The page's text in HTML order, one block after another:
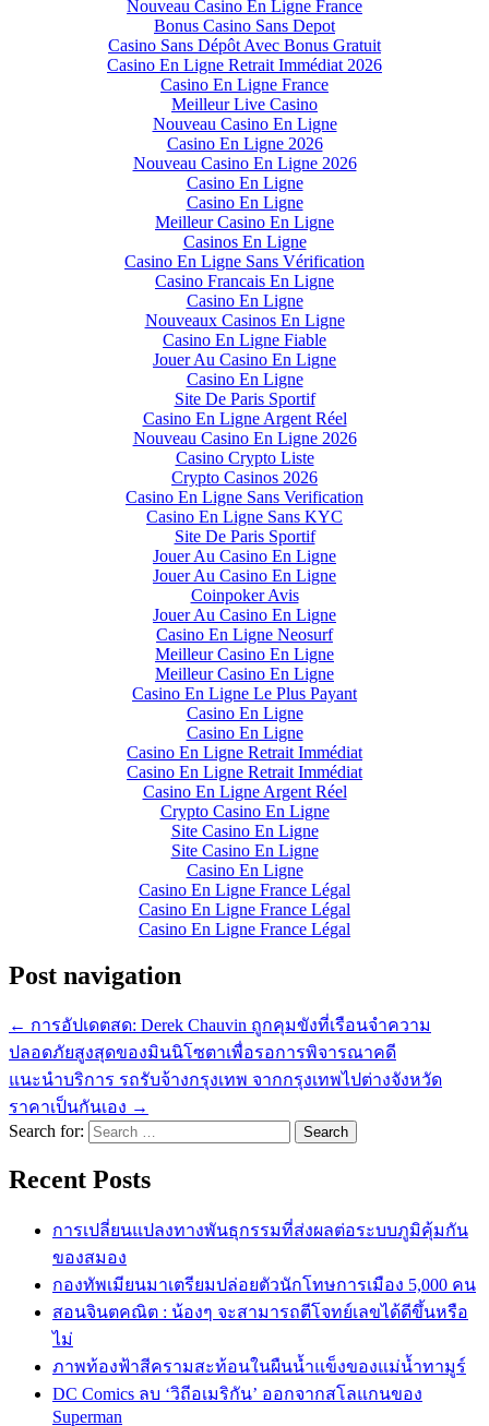
Nouveau Casino En Ligne France
Bonus Casino Sans Depot
Casino Sans Dépôt Avec Bonus Gratuit
Casino En Ligne Retrait Immédiat 2026
Casino En Ligne France
Meilleur Live Casino
Nouveau Casino En Ligne
Casino En Ligne 2026
Nouveau Casino En Ligne 2026
Casino En Ligne
Casino En Ligne
Meilleur Casino En Ligne
Casinos En Ligne
Casino En Ligne Sans Vérification
Casino Francais En Ligne
Casino En Ligne
Nouveaux Casinos En Ligne
Casino En Ligne Fiable
Jouer Au Casino En Ligne
Casino En Ligne
Site De Paris Sportif
Casino En Ligne Argent Réel
Nouveau Casino En Ligne 2026
Casino Crypto Liste
Crypto Casinos 2026
Casino En Ligne Sans Verification
Casino En Ligne Sans KYC
Site De Paris Sportif
Jouer Au Casino En Ligne
Jouer Au Casino En Ligne
Coinpoker Avis
Jouer Au Casino En Ligne
Casino En Ligne Neosurf
Meilleur Casino En Ligne
Meilleur Casino En Ligne
Casino En Ligne Le Plus Payant
Casino En Ligne
Casino En Ligne
Casino En Ligne Retrait Immédiat
Casino En Ligne Retrait Immédiat
Casino En Ligne Argent Réel
Crypto Casino En Ligne
Site Casino En Ligne
Site Casino En Ligne
Casino En Ligne
Casino En Ligne France Légal
Casino En Ligne France Légal
Casino En Ligne France Légal
Post navigation
← การอัปเดตสด: Derek Chauvin ถูกคุมขังที่เรือนจำความ
ปลอดภัยสูงสุดของมินนิโซตาเพื่อรอการพิจารณาคดี
แนะนำบริการ รถรับจ้างกรุงเทพ จากกรุงเทพไปต่างจังหวัด
ราคาเป็นกันเอง →
Search for:
Recent Posts
การเปลี่ยนแปลงทางพันธุกรรมที่ส่งผลต่อระบบภูมิคุ้มกัน
ของสมอง
กองทัพเมียนมาเตรียมปล่อยตัวนักโทษการเมือง 5,000 คน
สอนจินตคณิต : น้องๆ จะสามารถตีโจทย์เลขได้ดีขึ้นหรือ
ไม่
ภาพท้องฟ้าสีครามสะท้อนในผืนน้ำแข็งของแม่น้ำทามูร์
DC Comics ลบ ‘วิถีอเมริกัน’ ออกจากสโลแกนของ
Superman